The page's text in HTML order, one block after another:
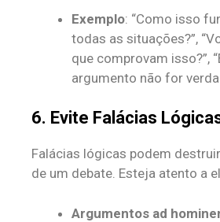
Exemplo: “Como isso
todas as situações?”,
que comprovam isso?”,
argumento não for
6. Evite Falácias
Falácias lógicas podem
de um debate. Esteja atento a
Argumentos ad